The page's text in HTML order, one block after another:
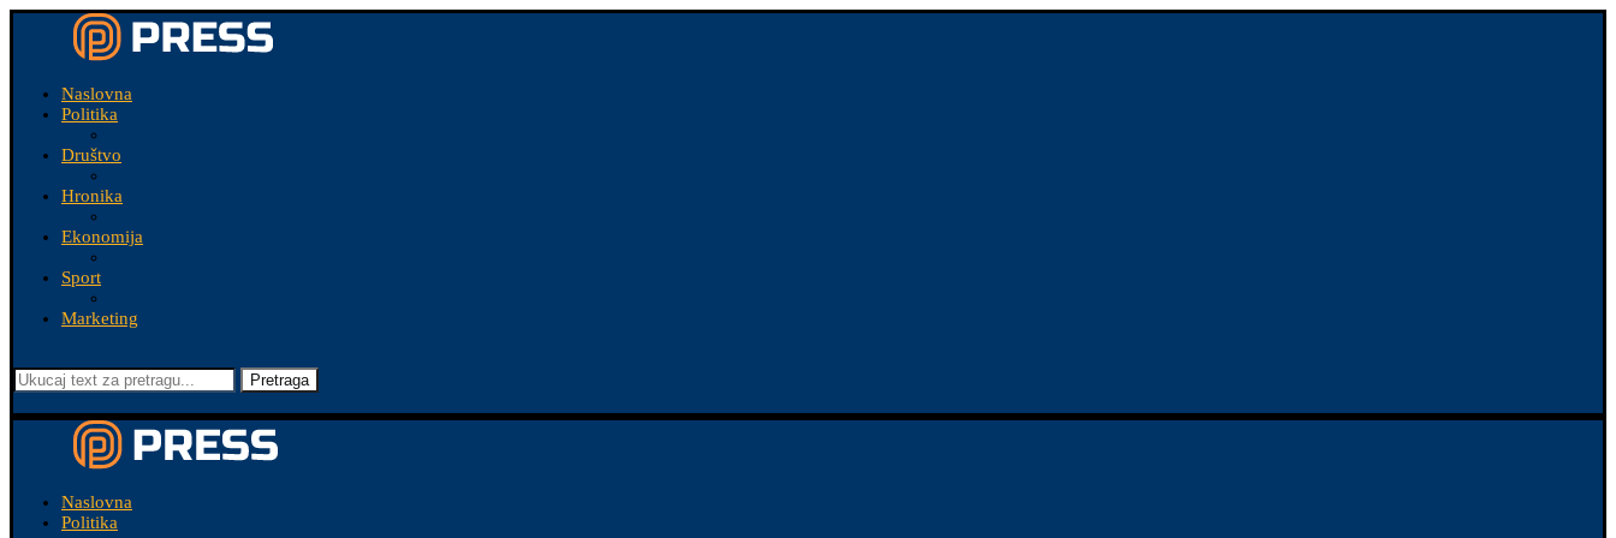
Naslovna
Politika
Društvo
Hronika
Ekonomija
Sport
Marketing
Pretraga
Naslovna
Politika